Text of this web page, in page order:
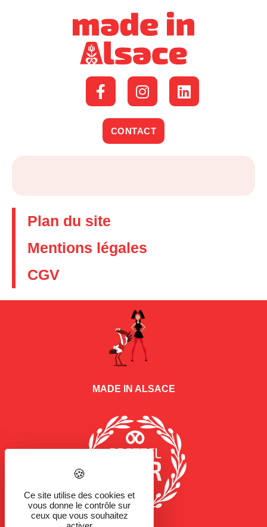
CONTACT
Plan du site
Mentions légales
CGV
MADE IN ALSACE
Ce site utilise des cookies et
vous donne le contrôle sur
ceux que vous souhaitez